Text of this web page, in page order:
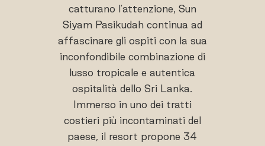
catturano l'attenzione, Sun
Siyam Pasikudah continua ad
affascinare gli ospiti con la sua
inconfondibile combinazione di
lusso tropicale e autentica
ospitalità dello Sri Lanka.
Immerso in uno dei tratti
costieri più incontaminati del
paese, il resort propone 34